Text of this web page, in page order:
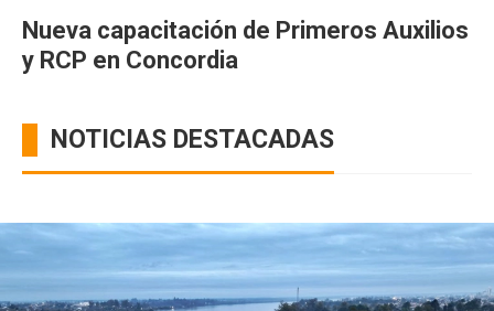
Nueva capacitación de Primeros Auxilios
y RCP en Concordia
NOTICIAS DESTACADAS